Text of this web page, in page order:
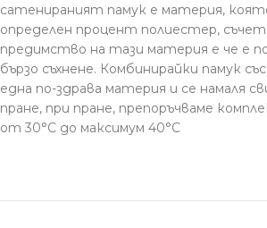
сатенираният памук е материя,
определен процент полиестер,
предимство на тази материя е че е
бързо съхнене. Комбинирайки памук
една по-здрава материя и се намаля
пране, при пране, препоръчваме
от 30°С до максимум 40°С